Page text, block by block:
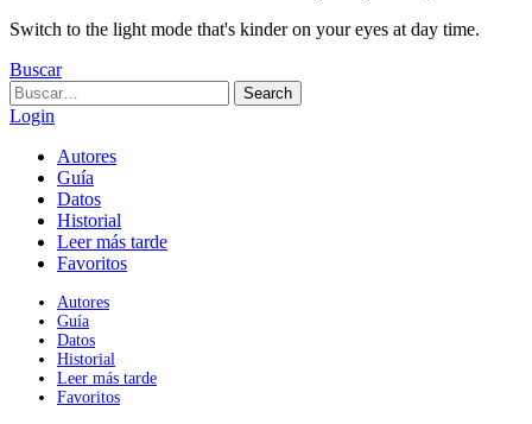
Switch to the light mode that's kinder on your eyes at day time.
Buscar
Search
for:
Search
Login
Autores
Guía
Datos
Historial
Leer más tarde
Favoritos
Autores
Guía
Datos
Historial
Leer más tarde
Favoritos